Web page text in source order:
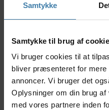
Samtykke
Samtykke til brug af
Vi bruger cookies til at
bliver præsenteret for mere
annoncer. Vi bruger det
Oplysninger om din brug
med vores partnere inden
montere kranklejeskåle.
passer i indgreb på
indgreb. Udvendig side af
gaffelnøgle eller
noterne er ca. 31,8mm.
Anvcendelse